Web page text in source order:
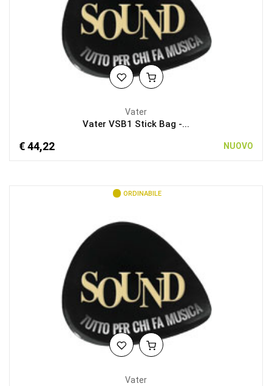
Vater
Vater VSB1 Stick Bag -...
€ 44,22 NUOVO
ORDINABILE
Vater